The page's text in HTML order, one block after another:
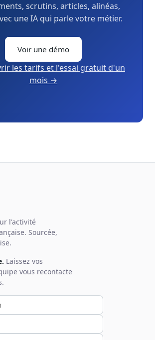
scrutins, articles, alinéas,
une IA qui parle votre métier.
Voir une démo
les tarifs et l'essai gratuit d'un
mois →
l'activité
Sourcée,
Laissez vos
vous recontacte